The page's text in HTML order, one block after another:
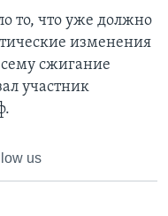
то, что уже должно
изменения
сжигание
участник
us